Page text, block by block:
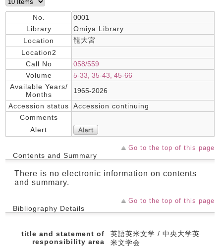
No.
0001
Library
Omiya Library
Location
龍大宮
Location2
Call No
058/559
Volume
5-33, 35-43, 45-66
Available Years/
Months
1965-2026
Accession status
Accession continuing
Comments
Alert
Go to the top of this page
Contents and Summary
There is no electronic information on contents
and summary.
Go to the top of this page
Bibliography Details
title and statement of
responsibility area
英語英米文学 / 中央大学英
米文学会